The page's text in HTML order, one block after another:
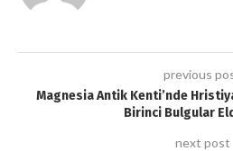
previous
Magnesia Antik Kenti’nde
Birinci Bulgular
next post